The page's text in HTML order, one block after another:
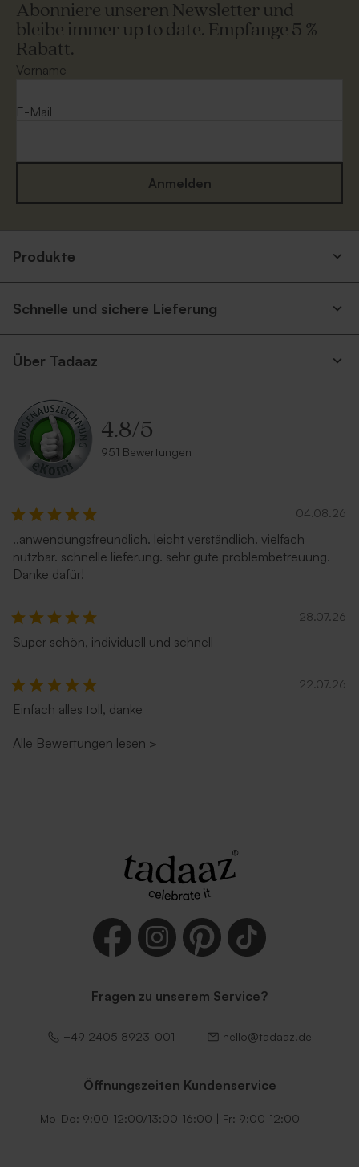
Abonniere unseren Newsletter und
bleibe immer up to date. Empfange 5 %
Rabatt.
Vorname
E-Mail
Anmelden
Produkte
Schnelle und sichere Lieferung
Über Tadaaz
4.8/5
951 Bewertungen
04.08.26
..anwendungsfreundlich. leicht verständlich. vielfach
nutzbar. schnelle lieferung. sehr gute problembetreuung.
Danke dafür!
28.07.26
Super schön, individuell und schnell
22.07.26
Einfach alles toll, danke
Alle Bewertungen lesen >
Fragen zu unserem Service?
+49 2405 8923-001 hello@tadaaz.de
Öffnungszeiten Kundenservice
Mo-Do: 9:00-12:00/13:00-16:00 | Fr: 9:00-12:00